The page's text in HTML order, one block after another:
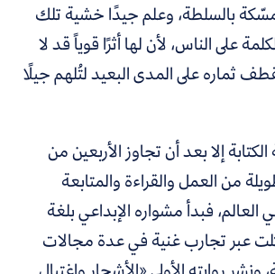
بالسلطة، وعلم جيدًا خشية تلك
على الناس، لأن لها أثرًا قوياً قد لا
ثماره على المدى البعيد لتُلهم جيلًا
إلا بعد أن تجاوز الأربعين من
من العمل والقراءة والمتابعة
فبدأ مشواره الإبداعي بلغة
عبر تجارب غنية في عدة مجالات